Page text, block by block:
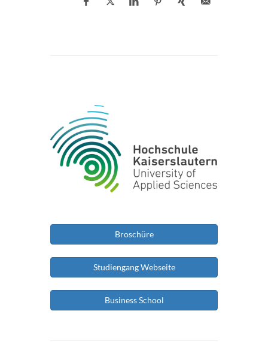
Broschüre
Studiengang Webseite
Business School